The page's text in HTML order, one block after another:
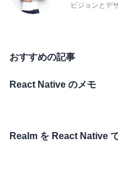
ビジョンとデ
おすすめの記事
React Native のメモ
Realm を React Native